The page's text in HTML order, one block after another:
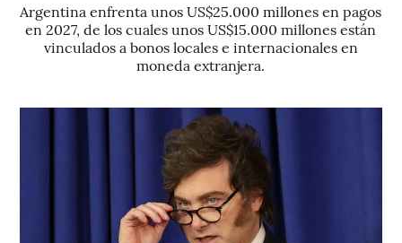
Argentina enfrenta unos US$25.000 millones en pagos
en 2027, de los cuales unos US$15.000 millones están
vinculados a bonos locales e internacionales en
moneda extranjera.